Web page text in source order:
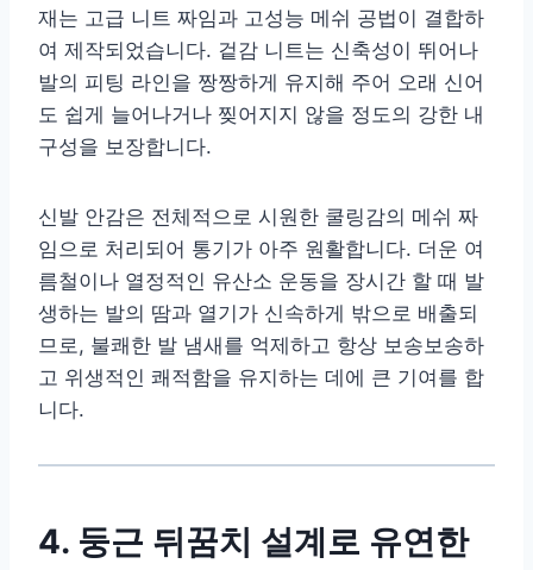
재는 고급 니트 짜임과 고성능 메쉬 공법이 결합하
여 제작되었습니다. 겉감 니트는 신축성이 뛰어나
발의 피팅 라인을 짱짱하게 유지해 주어 오래 신어
도 쉽게 늘어나거나 찢어지지 않을 정도의 강한 내
구성을 보장합니다.
신발 안감은 전체적으로 시원한 쿨링감의 메쉬 짜
임으로 처리되어 통기가 아주 원활합니다. 더운 여
름철이나 열정적인 유산소 운동을 장시간 할 때 발
생하는 발의 땀과 열기가 신속하게 밖으로 배출되
므로, 불쾌한 발 냄새를 억제하고 항상 보송보송하
고 위생적인 쾌적함을 유지하는 데에 큰 기여를 합
니다.
4. 둥근 뒤꿈치 설계로 유연한